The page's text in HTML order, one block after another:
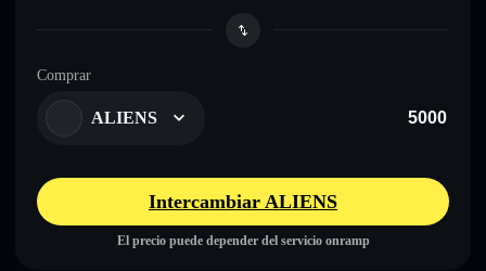
Comprar
ALIENS
Intercambiar ALIENS
El precio puede depender del servicio onramp